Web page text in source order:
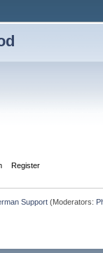
Register
Support(Moderators: